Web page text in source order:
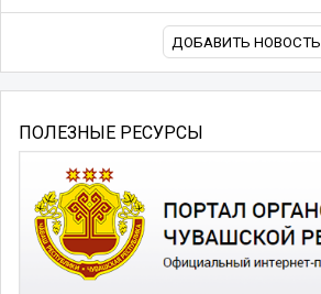
ДОБАВИТЬ НОВОСТЬ
ПОЛЕЗНЫЕ РЕСУРСЫ